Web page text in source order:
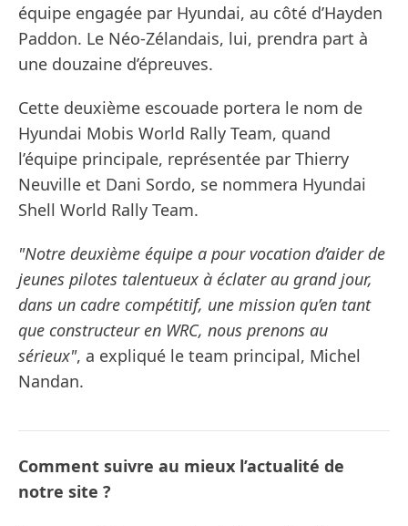
équipe engagée par Hyundai, au côté d’Hayden
Paddon. Le Néo-Zélandais, lui, prendra part à
une douzaine d’épreuves.
Cette deuxième escouade portera le nom de
Hyundai Mobis World Rally Team, quand
l’équipe principale, représentée par Thierry
Neuville et Dani Sordo, se nommera Hyundai
Shell World Rally Team.
"Notre deuxième équipe a pour vocation d’aider de
jeunes pilotes talentueux à éclater au grand jour,
dans un cadre compétitif, une mission qu’en tant
que constructeur en WRC, nous prenons au
sérieux", a expliqué le team principal, Michel
Nandan.
Comment suivre au mieux l’actualité de
notre site ?